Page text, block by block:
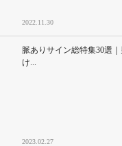
2022.11.30
脈ありサイン総特集30選
け...
2023.02.27